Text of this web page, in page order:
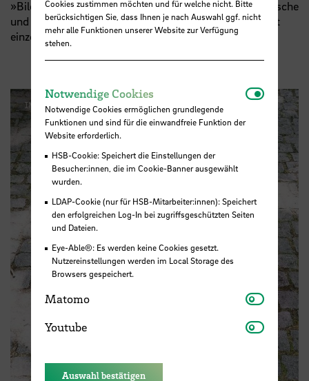
»Bildungslandschaft« in den Ortsteil ist eine pädagogische
und eine bauliche Herausforderung – beides wird nicht
einzeln, sondern zusammen betrachtet.
Cookies zustimmen möchten und für welche nicht. Bitte
berücksichtigen Sie, dass Ihnen je nach Auswahl ggf. nicht
mehr alle Funktionen unserer Website zur Verfügung
stehen.
Notwendige Cookies
Notwendige Cookies ermöglichen grundlegende
Funktionen und sind für die einwandfreie Funktion der
Website erforderlich.
HSB-Cookie: Speichert die Einstellungen der
Besucher:innen, die im Cookie-Banner ausgewählt
wurden.
LDAP-Cookie (nur für HSB-Mitarbeiter:innen): Speichert
den erfolgreichen Log-In bei zugriffsgeschützten Seiten
und Dateien.
Eye-Able®: Es werden keine Cookies gesetzt.
Nutzereinstellungen werden im Local Storage des
Browsers gespeichert.
Matomo Matomo
Youtube Youtube
Auswahl bestätigen